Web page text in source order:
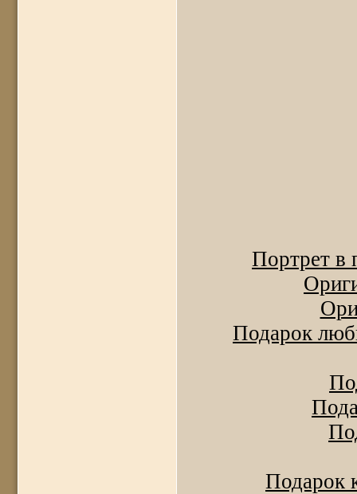
Портрет в
Подарок
Подарок